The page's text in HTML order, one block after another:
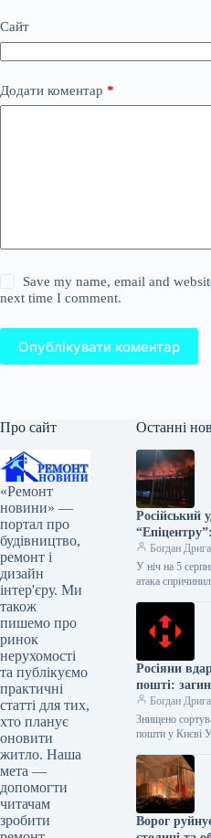
Сайт
Додати коментар *
Save my name, email and
next time I comment.
Опублікувати коментар
Про сайт
«Ремонт
новини» —
портал про
будівництво,
ремонт і
дизайн
інтер'єру. Ми
також
пишемо про
ринок
нерухомості
та публікуємо
практичні
статті для тих,
хто планує
оновити
житло. Наша
мета —
допомогти
читачам
зробити
Останні
Російський
логістичні
Богдан Дрига
У ніч на 5
атака
комплекси у…
Росіяни
пошті:
Богдан Дрига
Знищено
пошти у Києві
було знищено
Ворог